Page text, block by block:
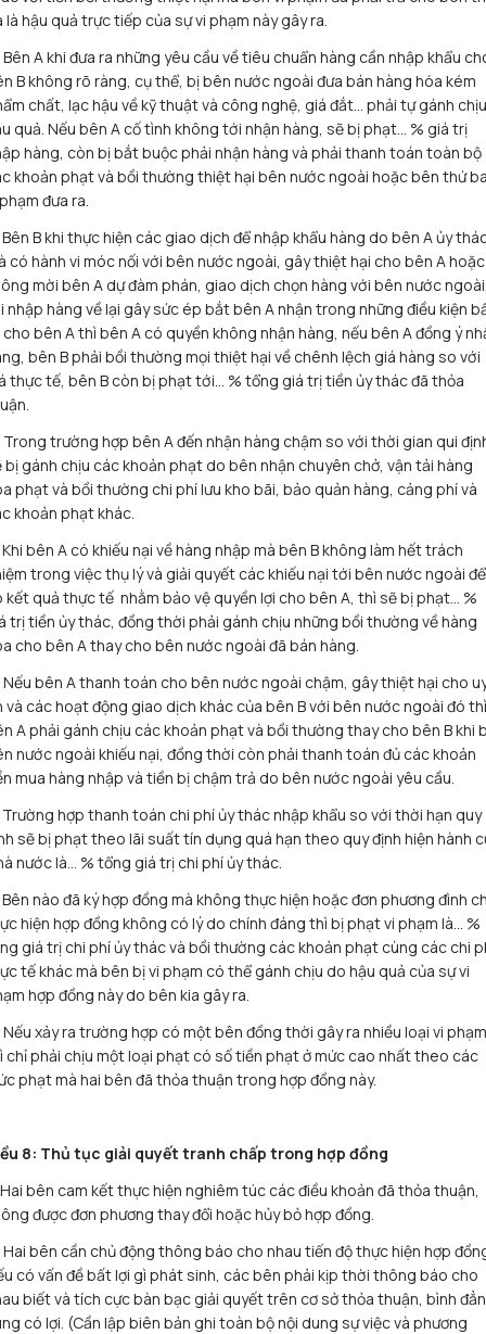
là hậu quả trực tiếp của sự vi phạm này gây ra.
A khi đưa ra những yêu cầu về tiêu chuẩn hàng cần nhập khẩu
B không rõ ràng, cụ thể, bị bên nước ngoài đưa bán hàng hóa kém
chất, lạc hậu về kỹ thuật và công nghệ, giá đắt… phải tự gánh chịu
quả. Nếu bên A cố tình không tới nhận hàng, sẽ bị phạt… % giá trị
hàng, còn bị bắt buộc phải nhận hàng và phải thanh toán toàn bộ
khoản phạt và bồi thường thiệt hại bên nước ngoài hoặc bên thứ
đưa ra.
B khi thực hiện các giao dịch để nhập khẩu hàng do bên A ủy
có hành vi móc nối với bên nước ngoài, gây thiệt hại cho bên A hoặc
mời bên A dự đàm phán, giao dịch chọn hàng với bên nước
nhập hàng về lại gây sức ép bắt bên A nhận trong những điều kiện
cho bên A thì bên A có quyền không nhận hàng, nếu bên A đồng ý
bên B phải bồi thường mọi thiệt hại về chênh lệch giá hàng so với
thực tế, bên B còn bị phạt tới… % tổng giá trị tiền ủy thác đã thỏa
trường hợp bên A đến nhận hàng chậm so với thời gian qui
bị gánh chịu các khoản phạt do bên nhận chuyên chở, vận tải hàng
phạt và bồi thường chi phí lưu kho bãi, bảo quản hàng, cảng phí và
khoản phạt khác.
bên A có khiếu nại về hàng nhập mà bên B không làm hết trách
trong việc thụ lý và giải quyết các khiếu nại tới bên nước ngoài để
kết quả thực tế nhằm bảo vệ quyền lợi cho bên A, thì sẽ bị phạt… %
trị tiền ủy thác, đồng thời phải gánh chịu những bồi thường về hàng
cho bên A thay cho bên nước ngoài đã bán hàng.
bên A thanh toán cho bên nước ngoài chậm, gây thiệt hại cho
và các hoạt động giao dịch khác của bên B với bên nước ngoài đó thì
A phải gánh chịu các khoản phạt và bồi thường thay cho bên B khi
nước ngoài khiếu nại, đồng thời còn phải thanh toán đủ các khoản
mua hàng nhập và tiền bị chậm trả do bên nước ngoài yêu cầu.
hợp thanh toán chi phí ủy thác nhập khẩu so với thời hạn quy
sẽ bị phạt theo lãi suất tín dụng quá hạn theo quy định hiện hành
nước là… % tổng giá trị chi phí ủy thác.
nào đã ký hợp đồng mà không thực hiện hoặc đơn phương đình
hiện hợp đồng không có lý do chính đáng thì bị phạt vi phạm là… %
giá trị chi phí ủy thác và bồi thường các khoản phạt cùng các chi
tế khác mà bên bị vi phạm có thể gánh chịu do hậu quả của sự vi
hợp đồng này do bên kia gây ra.
xảy ra trường hợp có một bên đồng thời gây ra nhiều loại vi
chỉ phải chịu một loại phạt có số tiền phạt ở mức cao nhất theo các
phạt mà hai bên đã thỏa thuận trong hợp đồng này.
8: Thủ tục giải quyết tranh chấp trong hợp đồng
bên cam kết thực hiện nghiêm túc các điều khoản đã thỏa thuận,
được đơn phương thay đổi hoặc hủy bỏ hợp đồng.
bên cần chủ động thông báo cho nhau tiến độ thực hiện hợp
có vấn đề bất lợi gì phát sinh, các bên phải kịp thời thông báo cho
biết và tích cực bàn bạc giải quyết trên cơ sở thỏa thuận, bình
có lợi. (Cần lập biên bản ghi toàn bộ nội dung sự việc và phương